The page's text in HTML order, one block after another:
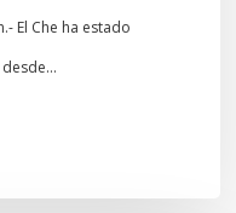
El Che ha estado
desde…